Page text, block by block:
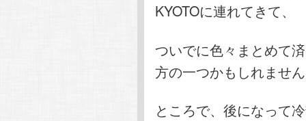
KYOTOに連れてきて、
ついでに色々まとめて
方の一つかもしれませ
ところで、後になって